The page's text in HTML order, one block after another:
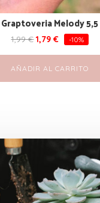
Graptoveria Melody 5,5
1,99€ 1,79€ -10%
AÑADIR AL CARRITO